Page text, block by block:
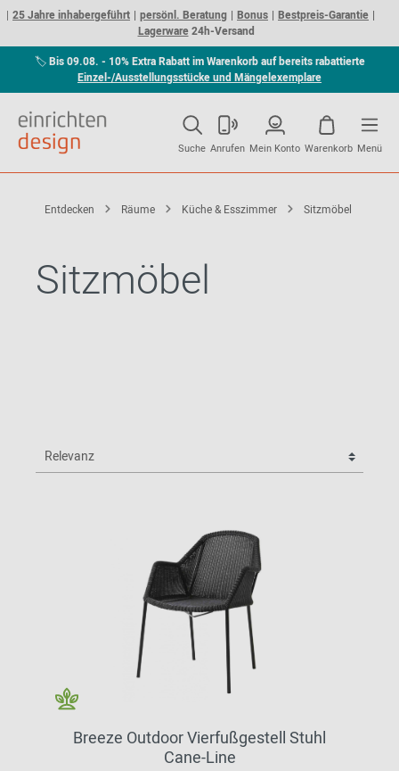
25 Jahre inhabergeführt persönl. Beratung Bonus
Bestpreis-Garantie
Lagerware24h-Versand
🏷Bis 09.08. - 10% Extra Rabatt im Warenkorb auf bereits rabattierte
Einzel-/Ausstellungsstücke und Mängelexemplare
Suche Anrufen Mein Konto Warenkorb Menü
Entdecken Räume Küche & Esszimmer Sitzmöbel
Sitzmöbel
Breeze Outdoor Vierfußgestell Stuhl
Cane-Line